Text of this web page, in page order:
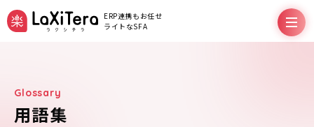
ERP連携もお任せ
ライトなSFA
機能
用語集